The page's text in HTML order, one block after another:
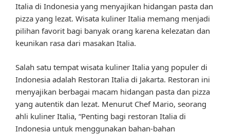
Italia di Indonesia yang menyajikan hidangan pasta dan
pizza yang lezat. Wisata kuliner Italia memang menjadi
pilihan favorit bagi banyak orang karena kelezatan dan
keunikan rasa dari masakan Italia.
Salah satu tempat wisata kuliner Italia yang populer di
Indonesia adalah Restoran Italia di Jakarta. Restoran ini
menyajikan berbagai macam hidangan pasta dan pizza
yang autentik dan lezat. Menurut Chef Mario, seorang
ahli kuliner Italia, “Penting bagi restoran Italia di
Indonesia untuk menggunakan bahan-bahan